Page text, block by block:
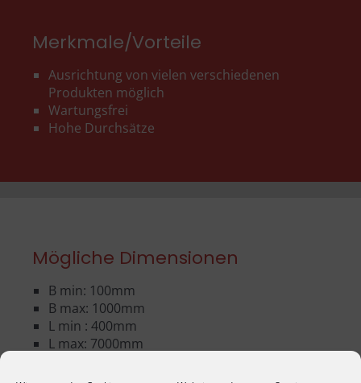
Merkmale/Vorteile
Ausrichtung von vielen verschiedenen
Produkten möglich
Wartungsfrei
Hohe Durchsätze
Mögliche Dimensionen
B min: 100mm
B max: 1000mm
L min : 400mm
L max: 7000mm
Förderleistung max: 1.000Stk/h